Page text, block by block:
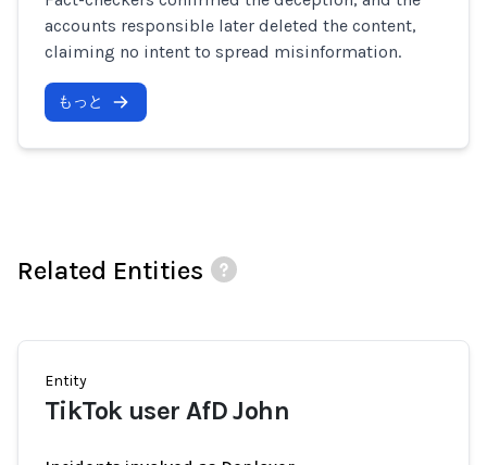
accounts responsible later deleted the content,
claiming no intent to spread misinformation.
もっと
Related Entities
Entity
TikTok user AfD John